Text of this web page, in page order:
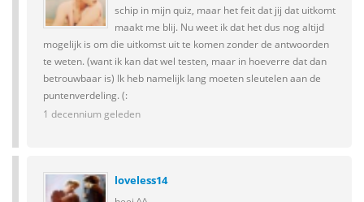
schip in mijn quiz, maar het feit dat jij dat uitkomt
maakt me blij. Nu weet ik dat het dus nog altijd
mogelijk is om die uitkomst uit te komen zonder de antwoorden
te weten. (want ik kan dat wel testen, maar in hoeverre dat dan
betrouwbaar is) Ik heb namelijk lang moeten sleutelen aan de
puntenverdeling. (:
1 decennium geleden
loveless14